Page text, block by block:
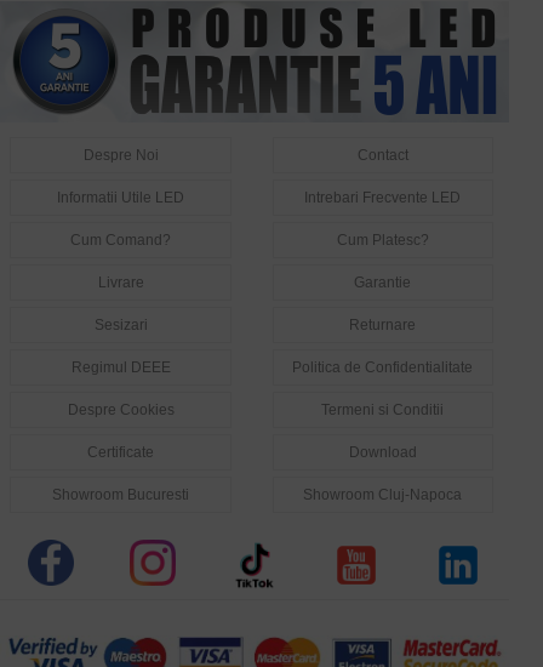
Despre Noi Contact
Informatii Utile LED Intrebari Frecvente LED
Cum Comand? Cum Platesc?
Livrare Garantie
Sesizari Returnare
Regimul DEEE Politica de Confidentialitate
Despre Cookies Termeni si Conditii
Certificate Download
Showroom Bucuresti Showroom Cluj-Napoca